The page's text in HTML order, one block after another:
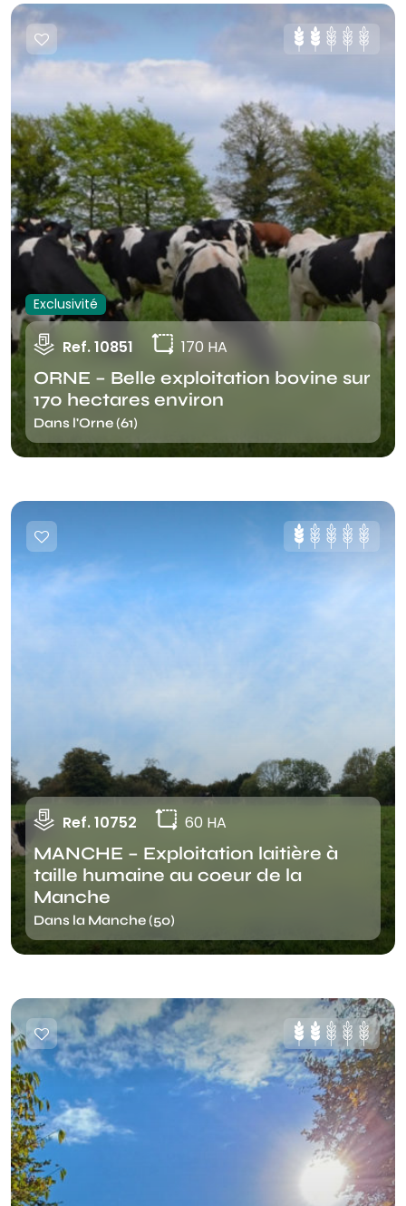
Exclusivité
Ref. 10851 170 HA
ORNE – Belle exploitation bovine sur
170 hectares environ
Dans l'Orne (61)
Ref. 10752 60 HA
MANCHE – Exploitation laitière à
taille humaine au coeur de la
Manche
Dans la Manche (50)